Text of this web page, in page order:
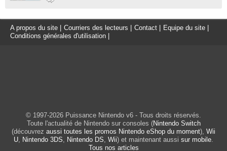
A propos du site | Courriers des lecteurs | Contact | Equipe du site |
Conditions générales d'utilisation |
© 1997-2026 Puissance Nintendo v6 - Tous droits réservés.
Toute l'actualité de Nintendo sur consoles (Nintendo Switch
(découvrez aussi toutes les promos Nintendo eShop du moment), Wii
U Nintendo 3DS Nintendo DS Wii) et maintenant aussi sur mobile
Tous nos articles